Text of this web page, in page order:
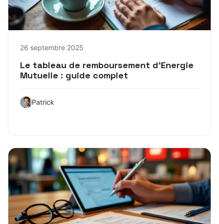
26 septembre 2025
Le tableau de remboursement d’Energie
Mutuelle : guide complet
Patrick